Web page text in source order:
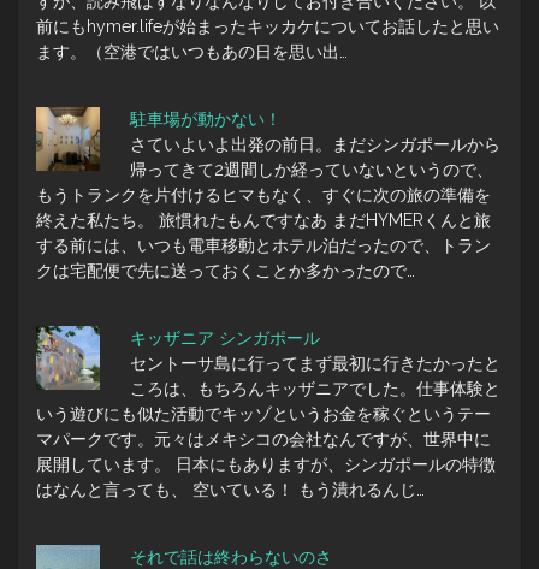
前にもhymer.lifeが始まったキッカケについてお話したと思い
ます。（空港ではいつもあの日を思い出…
駐車場が動かない！
さていよいよ出発の前日。まだシンガポールから
帰ってきて2週間しか経っていないというので、
もうトランクを片付けるヒマもなく、すぐに次の旅の準備を
終えた私たち。 旅慣れたもんですなあ まだHYMERくんと旅
する前には、いつも電車移動とホテル泊だったので、トラン
クは宅配便で先に送っておくことか多かったので…
キッザニア シンガポール
セントーサ島に行ってまず最初に行きたかったと
ころは、もちろんキッザニアでした。仕事体験と
いう遊びにも似た活動でキッゾというお金を稼ぐというテー
マパークです。元々はメキシコの会社なんですが、世界中に
展開しています。 日本にもありますが、シンガポールの特徴
はなんと言っても、 空いている！ もう潰れるんじ…
それで話は終わらないのさ